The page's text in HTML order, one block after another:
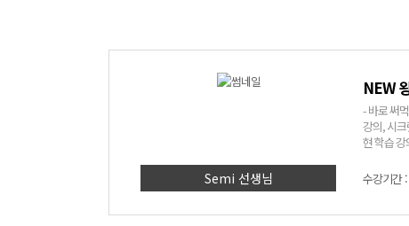
Semi 선생님
NEW
- 바로 써먹을 수 있는 스페인어!
강의, 시크릿 강의, 문화
현 학습 강
에 입력된
인어에
수강기간